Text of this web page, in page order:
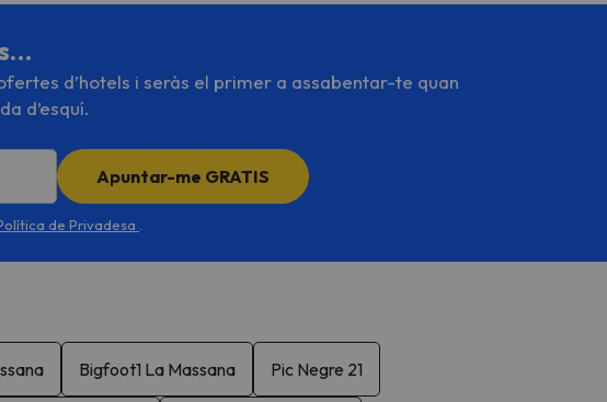
d’hotels i seràs el primer a assabentar-te quan
d’esquí.
Apuntar-me GRATIS
de Privadesa
Bigfoot1 La Massana Pic Negre 21